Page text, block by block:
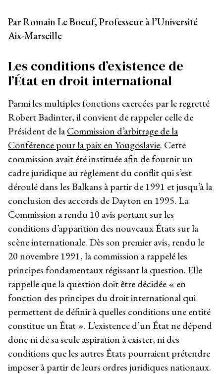
Par Romain Le Boeuf, Professeur à l’Université
Aix-Marseille
Les conditions d’existence de
l’État en droit international
Parmi les multiples fonctions exercées par le regretté
Robert Badinter, il convient de rappeler celle de
Président de laCommission d’arbitrage de la
Conférence pour la paix en Yougoslavie. Cette
commission avait été instituée afin de fournir un
cadre juridique au règlement du conflit qui s’est
déroulé dans les Balkans à partir de 1991 et jusqu’à la
conclusion des accords de Dayton en 1995. La
Commission a rendu 10 avis portant sur les
conditions d’apparition des nouveaux États sur la
scène internationale. Dès son premier avis, rendu le
20 novembre 1991, la commission a rappelé les
principes fondamentaux régissant la question. Elle
rappelle que la question doit être décidée « en
fonction des principes du droit international qui
permettent de définir à quelles conditions une entité
constitue un État ». L’existence d’un État ne dépend
donc ni de sa seule aspiration à exister, ni des
conditions que les autres États pourraient prétendre
imposer à partir de leurs ordres juridiques nationaux.